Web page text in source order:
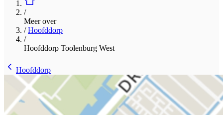
/
Meer over
/Hoofddorp
/
Hoofddorp Toolenburg West
Hoofddorp